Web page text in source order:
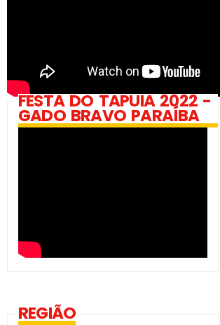
FESTA DO TAPUIA 2022 -
GADO BRAVO PARAÍBA
REGIÃO